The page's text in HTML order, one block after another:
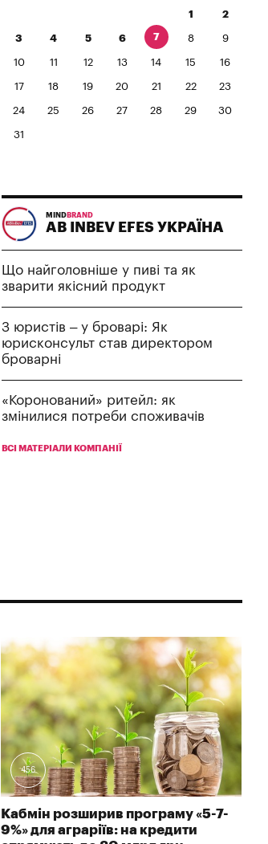
1 2
3 4 5 6 7 8 9
10 11 12 13 14 15 16
17 18 19 20 21 22 23
24 25 26 27 28 29 30
31
MIND BRAND
AB INBEV EFES УКРАЇНА
Що найголовніше у пиві та як
зварити якісний продукт
З юристів – у броварі: Як
юрисконсульт став директором
броварні
«Коронований» ритейл: як
змінилися потреби споживачів
ВСІ МАТЕРІАЛИ КОМПАНІЇ
456
Кабмін розширив програму «5-7-
9%» для аграріїв: на кредити